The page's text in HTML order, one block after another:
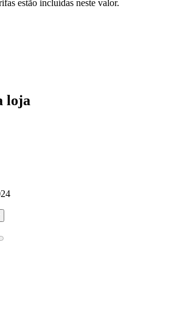
estão incluídas neste valor.
loja